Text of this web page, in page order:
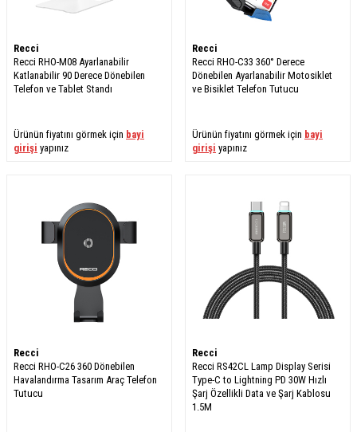
Recci
Recci RHO-M08 Ayarlanabilir
Katlanabilir 90 Derece Dönebilen
Telefon ve Tablet Standı
Ürünün fiyatını görmek için bayi
girişi yapınız
Recci
Recci RHO-C33 360° Derece
Dönebilen Ayarlanabilir Motosiklet
ve Bisiklet Telefon Tutucu
Ürünün fiyatını görmek için bayi
girişi yapınız
Recci
Recci RHO-C26 360 Dönebilen
Havalandırma Tasarım Araç Telefon
Tutucu
Recci
Recci RS42CL Lamp Display Serisi
Type-C to Lightning PD 30W Hızlı
Şarj Özellikli Data ve Şarj Kablosu
1.5M